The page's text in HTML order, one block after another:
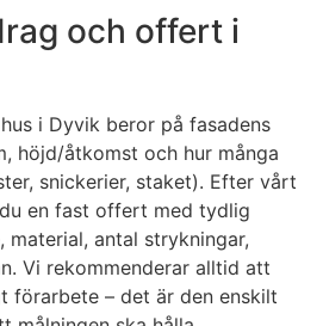
och offert i
i Dyvik beror på fasadens
höjd/åtkomst och hur många
snickerier, staket). Efter vårt
en fast offert med tydlig
antal strykningar,
Vi rekommenderar alltid att
förarbete – det är den enskilt